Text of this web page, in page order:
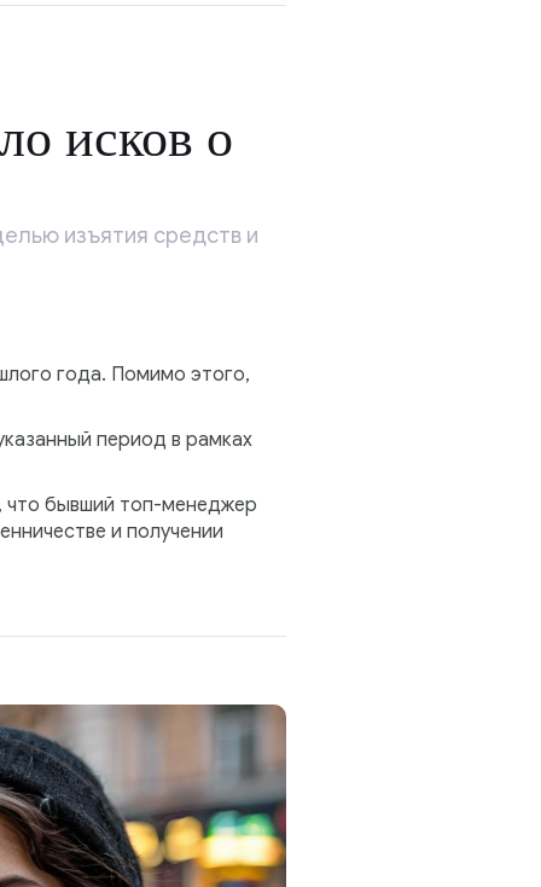
исков о
изъятия средств и
года. Помимо этого,
период в рамках
что бывший топ-менеджер
и получении